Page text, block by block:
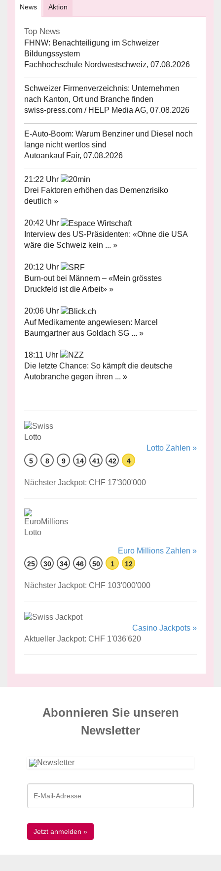
News Aktion
Top News
FHNW: Benachteiligung im Schweizer
Bildungssystem
Fachhochschule Nordwestschweiz, 07.08.2026
Schweizer Firmenverzeichnis: Unternehmen
nach Kanton, Ort und Branche finden
swiss-press.com / HELP Media AG, 07.08.2026
E-Auto-Boom: Warum Benziner und Diesel noch
lange nicht wertlos sind
Autoankauf Fair, 07.08.2026
21:22 Uhr
Drei Faktoren erhöhen das Demenzrisiko
deutlich »
20:42 Uhr
Interview des US-Präsidenten: «Ohne die USA
wäre die Schweiz kein ... »
20:12 Uhr
Burn-out bei Männern – «Mein grösstes
Druckfeld ist die Arbeit» »
20:06 Uhr
Auf Medikamente angewiesen: Marcel
Baumgartner aus Goldach SG ... »
18:11 Uhr
Die letzte Chance: So kämpft die deutsche
Autobranche gegen ihren ... »
Lotto Zahlen »
5 8 9 14 41 42 4
Nächster Jackpot: CHF 17'300'000
Euro Millions Zahlen »
25 30 34 46 50 1 12
Nächster Jackpot: CHF 103'000'000
Casino Jackpots »
Aktueller Jackpot: CHF 1'036'620
Abonnieren Sie unseren
News­letter